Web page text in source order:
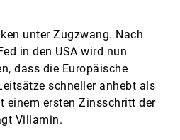
unter Zugzwang. Nach
in den USA wird nun
dass die Europäische
schneller anhebt als
einem ersten Zinsschritt der
Villamin.